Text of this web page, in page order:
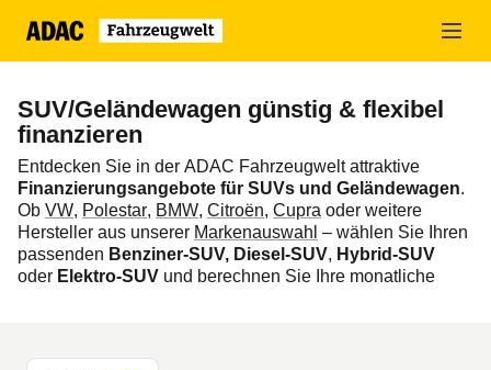
SUV/Geländewagen günstig & flexibel
finanzieren
Entdecken Sie in der ADAC Fahrzeugwelt attraktive
Finanzierungsangebote für SUVs und Geländewagen.
Ob VW, Polestar, BMW, Citroën, Cupra oder weitere
Hersteller aus unserer Markenauswahl – wählen Sie Ihren
passenden Benziner-SUV, Diesel‑SUV, Hybrid‑SUV
oder Elektro-SUV und berechnen Sie Ihre monatliche
erhältlich!